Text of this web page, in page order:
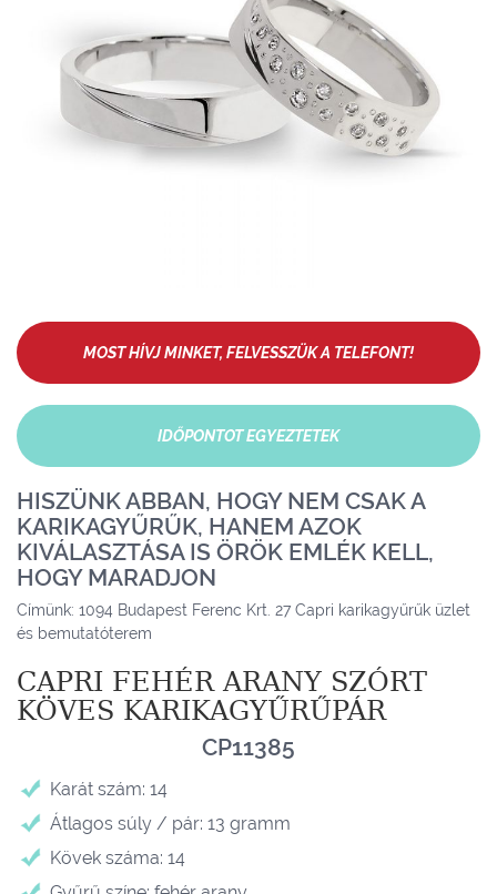
MOST HÍVJ MINKET, FELVESSZÜK A TELEFONT!
IDŐPONTOT EGYEZTETEK
HISZÜNK ABBAN, HOGY NEM CSAK A
KARIKAGYŰRŰK, HANEM AZOK
KIVÁLASZTÁSA IS ÖRÖK EMLÉK KELL,
HOGY MARADJON
Címünk: 1094 Budapest Ferenc Krt. 27 Capri karikagyűrűk üzlet
és bemutatóterem
CAPRI FEHÉR ARANY SZÓRT
KÖVES KARIKAGYŰRŰPÁR
CP11385
Karát szám: 14
Átlagos súly / pár: 13 gramm
Kövek száma: 14